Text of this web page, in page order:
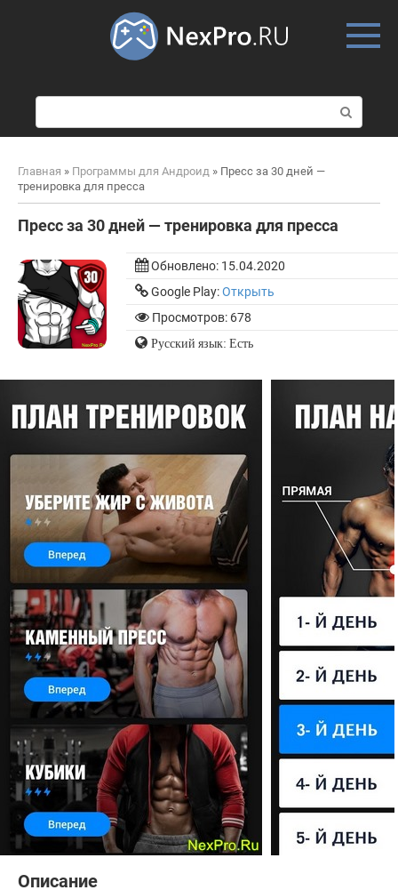
о
и
к
Главная » Программы для Андроид » Пресс за 30 дней —
тренировка для пресса
Пресс за 30 дней — тренировка для пресса
Обновлено: 15.04.2020
Google Play:Открыть
Просмотров: 678
Русский язык: Есть
Описание